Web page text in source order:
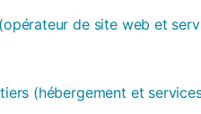
de site web et
(hébergement et